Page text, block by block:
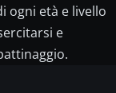
ogni età e livello
e